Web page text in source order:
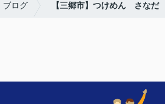
ブログ 【三郷市】つけめん さなだ